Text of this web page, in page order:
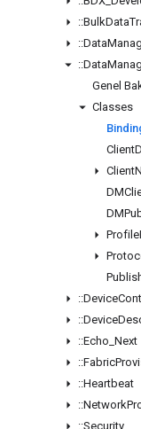
::BulkData
::Data
::Data
Genel
Classes
Client
Client
Profile
::Device
::Device
::Echo Next
::Fabric
::Heartbeat
::Network
::Security